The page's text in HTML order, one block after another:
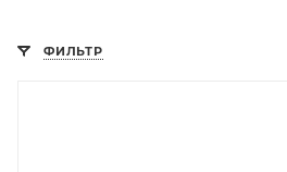
ФИЛЬТР